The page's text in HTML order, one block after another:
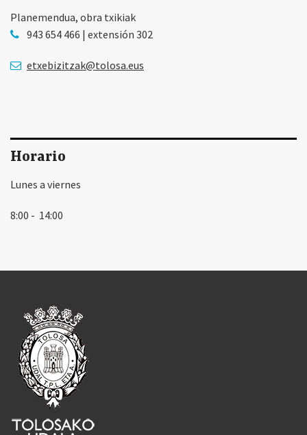
Planemendua, obra txikiak
943 654 466 | extensión 302
etxebizitzak@tolosa.eus
Horario
Lunes a viernes
8:00 - 14:00